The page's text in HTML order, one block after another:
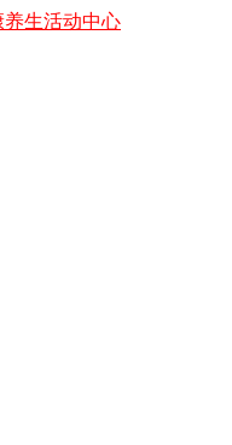
养生活动中心